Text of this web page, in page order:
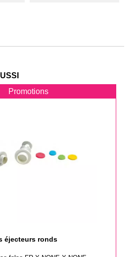
Promotions
éjecteurs ronds